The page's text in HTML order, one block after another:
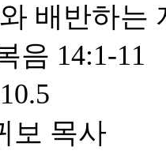
배반하는
음 14:1-11
보 목사